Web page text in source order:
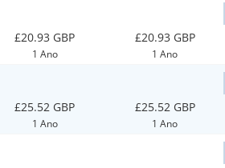
£20.93 GBP
1 Ano
£20.93 GBP
1 Ano
£25.52 GBP
1 Ano
£25.52 GBP
1 Ano